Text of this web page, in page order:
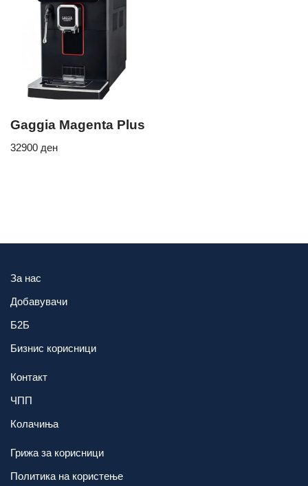
Gaggia Magenta Plus
32900 ден
За нас
Добавувачи
Б2Б
Бизнис корисници
Контакт
ЧПП
Колачиња
Грижа за корисници
Политика на користење